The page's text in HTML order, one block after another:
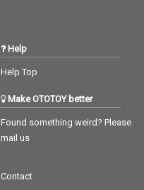
Help
Help Top
Make OTOTOY better
Found something weird? Please
mail us
Contact